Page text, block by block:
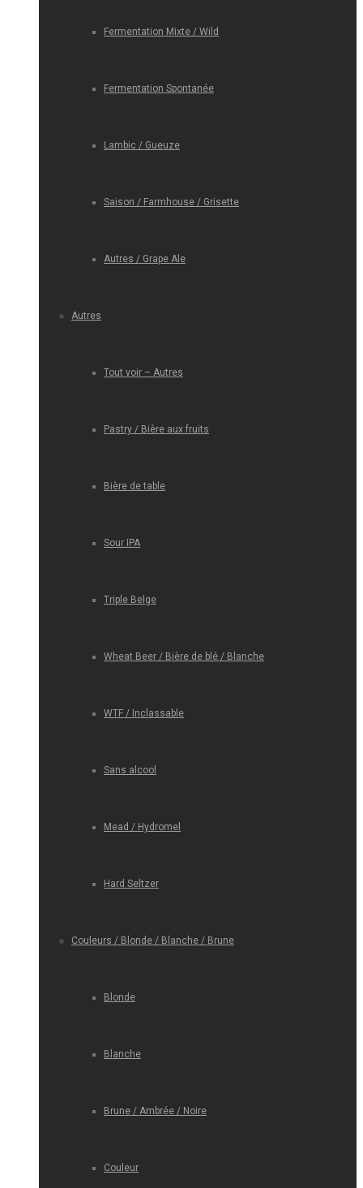
Fermentation Mixte / Wild
Fermentation Spontanée
Lambic / Gueuze
Saison / Farmhouse / Grisette
Autres / Grape Ale
Autres
Tout voir – Autres
Pastry / Bière aux fruits
Bière de table
Sour IPA
Triple Belge
Wheat Beer / Bière de blé / Blanche
WTF / Inclassable
Sans alcool
Mead / Hydromel
Hard Seltzer
Couleurs / Blonde / Blanche / Brune
Blonde
Blanche
Brune / Ambrée / Noire
Couleur